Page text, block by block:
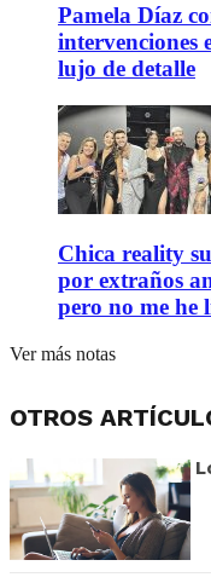
Pamela Díaz
intervenciones
lujo de detalle
Chica reality
por extraños
pero no me he
Ver más notas
OTROS